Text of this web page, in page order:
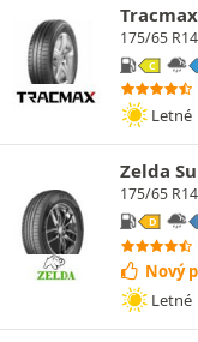
175/65
C
Letné
Zelda
175/65
D
Nový
Letné